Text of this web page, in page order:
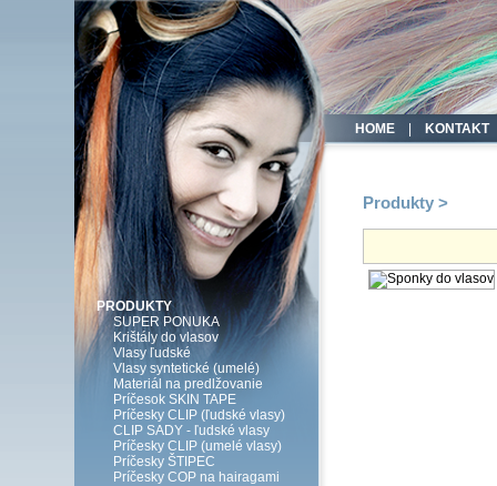
HOME| KONTAKT
PRODUKTY
SUPER PONUKA
Krištály do vlasov
Vlasy ľudské
Vlasy syntetické (umelé)
Materiál na predlžovanie
Príčesok SKIN TAPE
Príčesky CLIP (ľudské vlasy)
CLIP SADY - ľudské vlasy
Príčesky CLIP (umelé vlasy)
Príčesky ŠTIPEC
Príčesky COP na hairagami
Produkty >